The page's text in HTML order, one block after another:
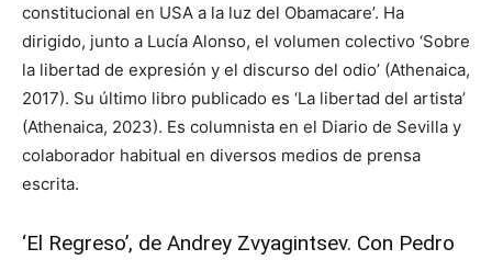
constitucional en USA a la luz del Obamacare’. Ha
dirigido, junto a Lucía Alonso, el volumen colectivo ‘Sobre
la libertad de expresión y el discurso del odio’ (Athenaica,
2017). Su último libro publicado es ‘La libertad del artista’
(Athenaica, 2023). Es columnista en el Diario de Sevilla y
colaborador habitual en diversos medios de prensa
escrita.
‘El Regreso’, de Andrey Zvyagintsev. Con Pedro